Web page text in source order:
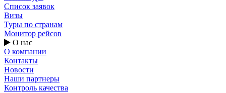
Список заявок
Визы
Туры по странам
Монитор рейсов
О нас
О компании
Контакты
Новости
Наши партнеры
Контроль качества